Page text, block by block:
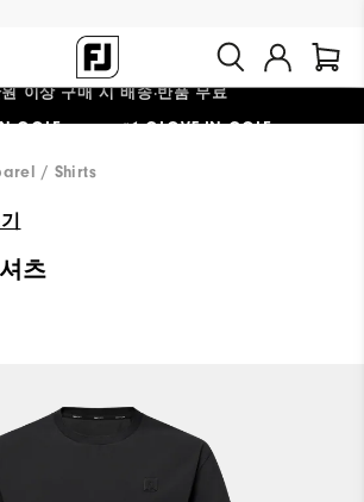
원 이상 구매 시 배송·반품 무료
Shirts
츠